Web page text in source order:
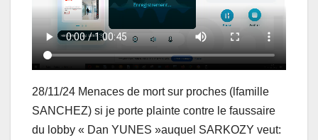
28/11/24 Menaces de mort sur proches (lfamille
SANCHEZ) si je porte plainte contre le faussaire
du lobby « Dan YUNES »auquel SARKOZY veut: